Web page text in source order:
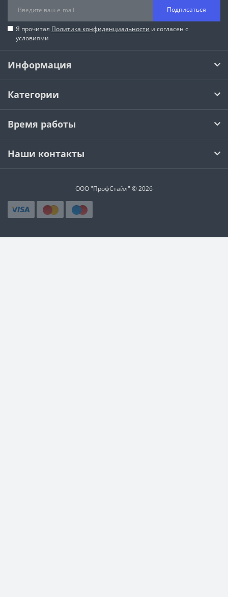
Подписаться
Я прочитал Политика конфиденциальности и согласен с
условиями
Информация
Категории
Время работы
Наши контакты
ООО "ПрофСтайл" © 2026